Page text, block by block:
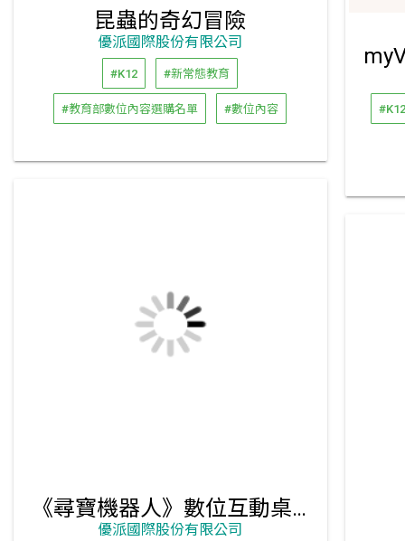
昆蟲的奇幻冒險
優派國際股份有限公司
#K12 #新常態教育
#教育部數位內容選購名單 #數位內容
《尋寶機器人》數位互動桌遊
優派國際股份有限公司